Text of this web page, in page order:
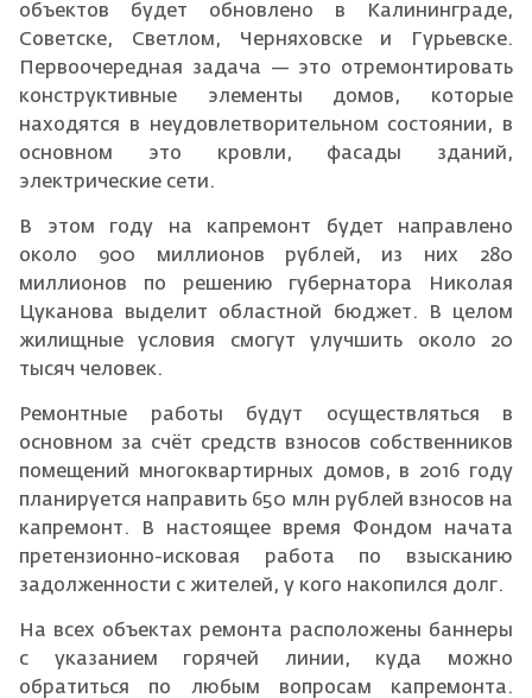
объектов будет обновлено в Калининграде,
Советске, Светлом, Черняховске и Гурьевске.
Первоочередная задача — это отремонтировать
конструктивные элементы домов, которые
находятся в неудовлетворительном состоянии, в
основном это кровли, фасады зданий,
электрические сети.
В этом году на капремонт будет направлено
около 900 миллионов рублей, из них 280
миллионов по решению губернатора Николая
Цуканова выделит областной бюджет. В целом
жилищные условия смогут улучшить около 20
тысяч человек.
Ремонтные работы будут осуществляться в
основном за счёт средств взносов собственников
помещений многоквартирных домов, в 2016 году
планируется направить 650 млн рублей взносов на
капремонт. В настоящее время Фондом начата
претензионно-исковая работа по взысканию
задолженности с жителей, у кого накопился долг.
На всех объектах ремонта расположены баннеры
с указанием горячей линии, куда можно
обратиться по любым вопросам капремонта.